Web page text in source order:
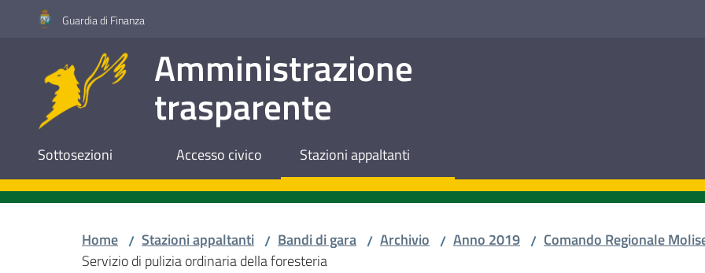
Vai al contenuto
Vai alla navigazione
Vai al footerGuardia di Finanza
Amministrazione
trasparente
Sottosezioni Accesso civico Stazioni appaltanti
Home / Stazioni appaltanti / Bandi di gara / Archivio / Anno 2019 / Comando Regionale
Servizio di pulizia ordinaria della foresteria